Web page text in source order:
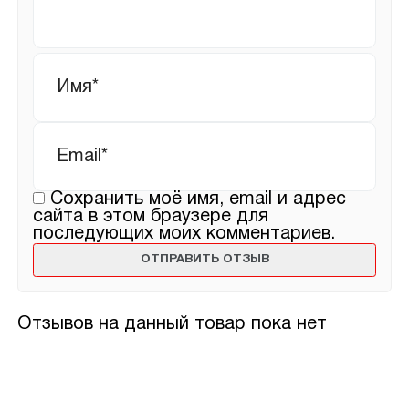
Отзывов на данный товар пока нет
Сохранить моё имя, email и адрес
сайта в этом браузере для
последующих моих комментариев.